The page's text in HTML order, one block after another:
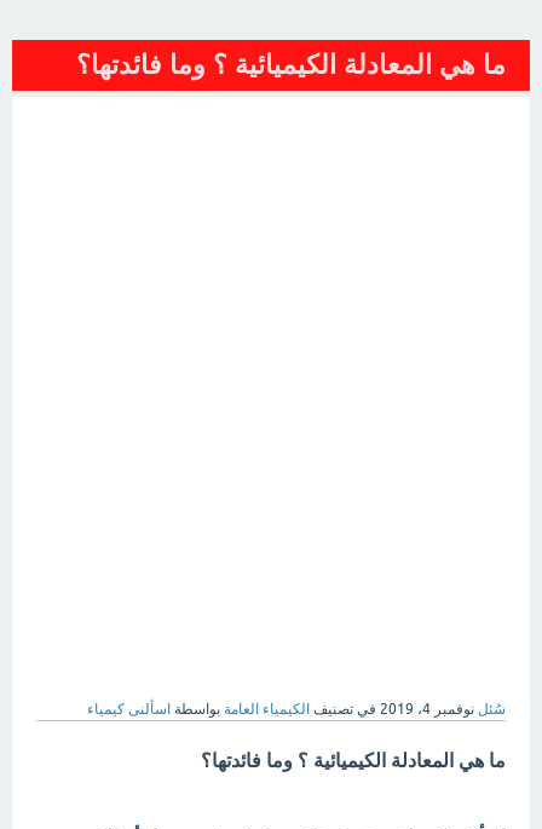
ما هي المعادلة الكيميائية ؟ وما فائدتها؟
سُئل نوفمبر 4، 2019 في تصنيف الكيمياء العامة بواسطة اسألنى كيمياء
ما هي المعادلة الكيميائية ؟ وما فائدتها؟